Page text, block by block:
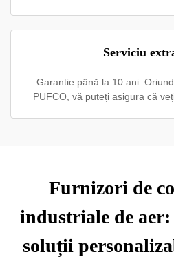
Serviciu
Garantie până la 10 ani.
PUFCO, vă puteți asigura că
Furnizori de
industriale de
soluții